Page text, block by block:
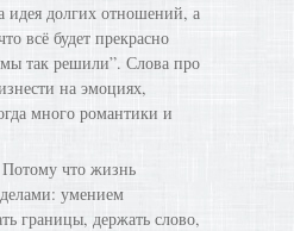
идея долгих отношений, а
всё будет прекрасно
так решили”. Слова про
на эмоциях,
много романтики и
Потому что жизнь
умением
границы, держать слово,